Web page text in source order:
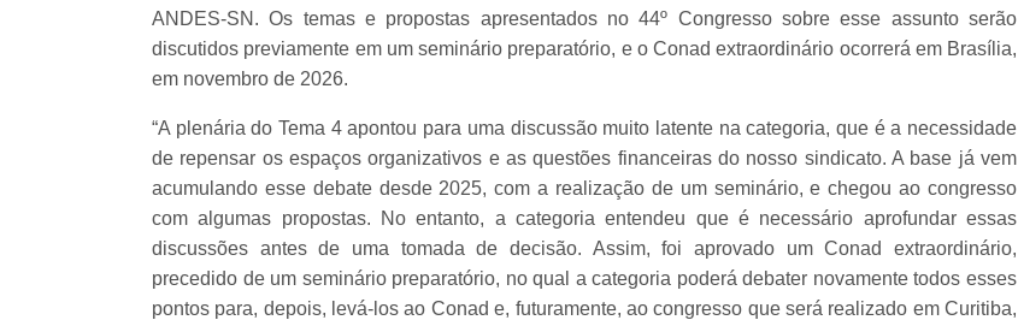
ANDES-SN. Os temas e propostas apresentados no 44º Congresso sobre esse assunto serão
discutidos previamente em um seminário preparatório, e o Conad extraordinário ocorrerá em Brasília,
em novembro de 2026.
“A plenária do Tema 4 apontou para uma discussão muito latente na categoria, que é a necessidade
de repensar os espaços organizativos e as questões financeiras do nosso sindicato. A base já vem
acumulando esse debate desde 2025, com a realização de um seminário, e chegou ao congresso
com algumas propostas. No entanto, a categoria entendeu que é necessário aprofundar essas
discussões antes de uma tomada de decisão. Assim, foi aprovado um Conad extraordinário,
precedido de um seminário preparatório, no qual a categoria poderá debater novamente todos esses
pontos para, depois, levá-los ao Conad e, futuramente, ao congresso que será realizado em Curitiba,